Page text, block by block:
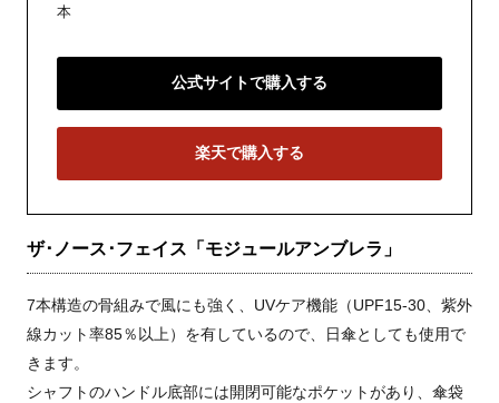
本
公式サイトで購入する
楽天で購入する
ザ･ノース･フェイス「モジュールアンブレラ」
7本構造の骨組みで風にも強く、UVケア機能（UPF15-30、紫外
線カット率85％以上）を有しているので、日傘としても使用で
きます。
シャフトのハンドル底部には開閉可能なポケットがあり、傘袋